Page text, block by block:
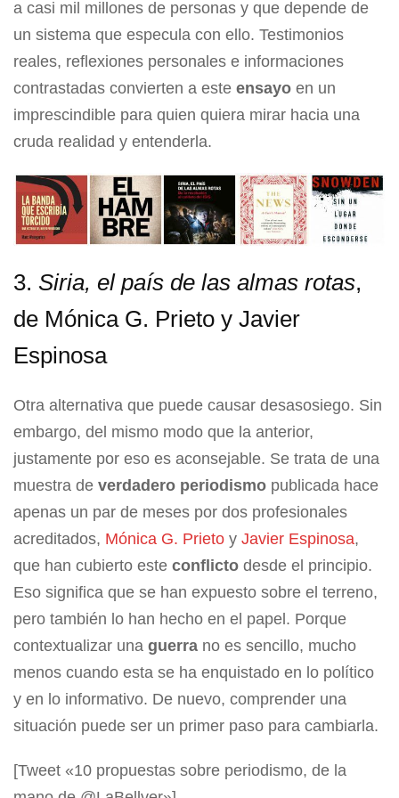
a casi mil millones de personas y que depende de
un sistema que especula con ello. Testimonios
reales, reflexiones personales e informaciones
contrastadas convierten a este ensayo en un
imprescindible para quien quiera mirar hacia una
cruda realidad y entenderla.
3. Siria, el país de las almas rotas,
de Mónica G. Prieto y Javier
Espinosa
Otra alternativa que puede causar desasosiego. Sin
embargo, del mismo modo que la anterior,
justamente por eso es aconsejable. Se trata de una
muestra de verdadero periodismo publicada hace
apenas un par de meses por dos profesionales
acreditados, Mónica G. Prieto y Javier Espinosa,
que han cubierto este conflicto desde el principio.
Eso significa que se han expuesto sobre el terreno,
pero también lo han hecho en el papel. Porque
contextualizar una guerra no es sencillo, mucho
menos cuando esta se ha enquistado en lo político
y en lo informativo. De nuevo, comprender una
situación puede ser un primer paso para cambiarla.
[Tweet «10 propuestas sobre periodismo, de la